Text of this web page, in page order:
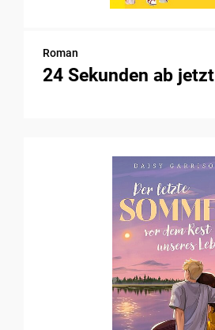
Roman
24 Sekunden ab jetzt